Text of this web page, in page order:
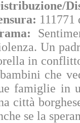
111771
Un
in
che
famiglie in
città
se la